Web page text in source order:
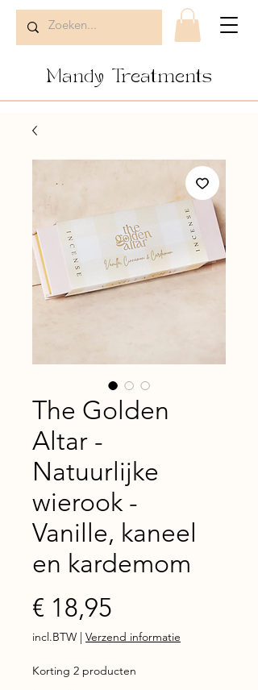
Mandy Treatments
The Golden
Altar -
Natuurlijke
wierook -
Vanille, kaneel
en kardemom
€ 18,95
incl.BTW | Verzend informatie
Korting 2 producten